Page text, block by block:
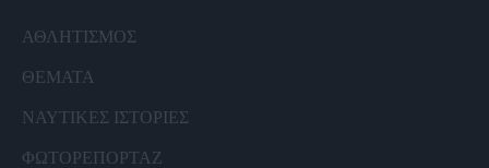
ΑΘΛΗΤΙΣΜΟΣ
ΘΕΜΑΤΑ
ΝΑΥΤΙΚΕΣ ΙΣΤΟΡΙΕΣ
ΦΩΤΟΡΕΠΟΡΤΑΖ